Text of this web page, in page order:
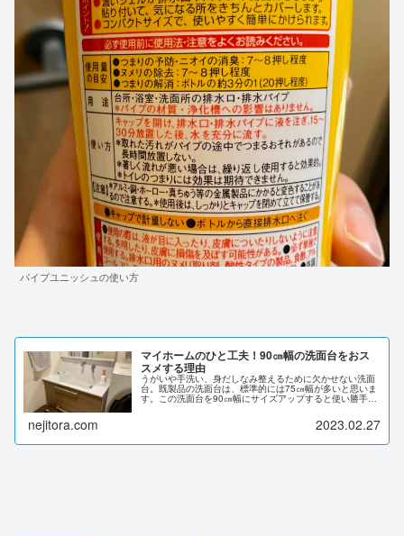
パイプユニッシュの使い方
マイホームのひと工夫！90㎝幅の洗面台をおス
スメする理由
うがいや手洗い、身だしなみ整えるために欠かせない洗面
台。既製品の洗面台は、標準的には75㎝幅が多いと思いま
す。この洗面台を90㎝幅にサイズアップすると使い勝手が
nejitora.com 2023.02.27